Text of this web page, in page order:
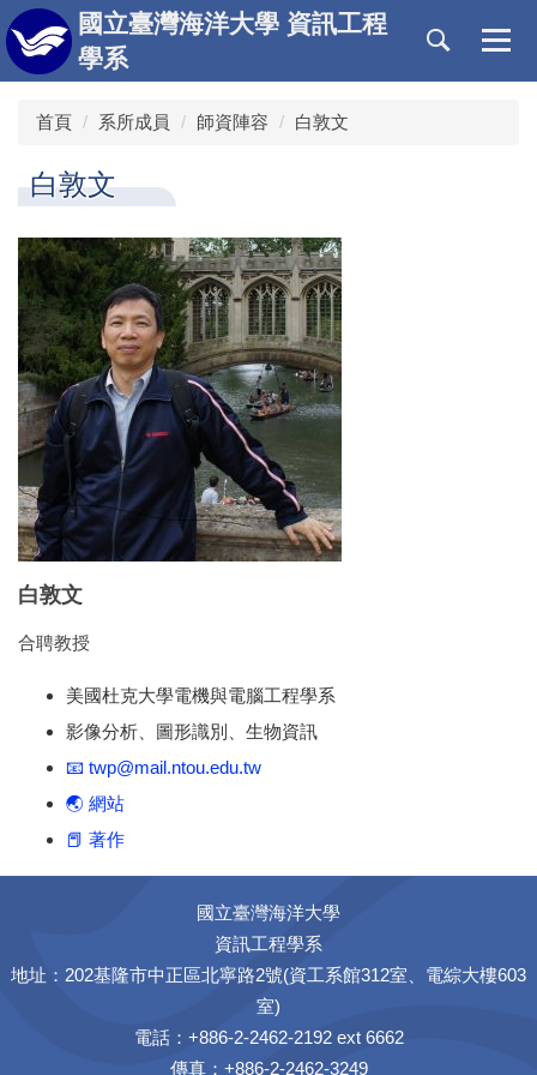
跳
到
主
國立臺灣海洋大學 資訊工程
學系
首頁 系所成員 師資陣容 白敦文
白敦文
白敦文
合聘教授
美國杜克大學電機與電腦工程學系
影像分析、圖形識別、生物資訊
📧 twp@mail.ntou.edu.tw
🌏 網站
📕 著作
國立臺灣海洋大學
資訊工程學系
地址：202基隆市中正區北寧路2號(資工系館312室、電綜大樓603
室)
電話：+886-2-2462-2192 ext 6662
傳真：+886-2-2462-3249